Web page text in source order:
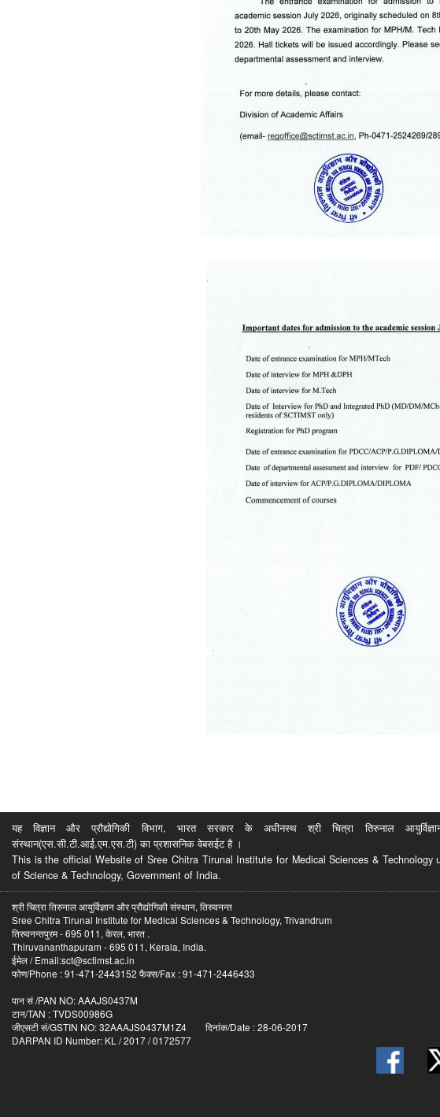
यह विज्ञान और प्रौद्योगिकी विभाग, भारत सरकार के अधीनस्थ श्री चित्रा तिरुनाल
संस्थान(एस.सी.टी.आई.एम.एस.टी) का प्रशासनिक वेबसईट है ।
This is the official Website of Sree Chitra Tirunal Institute for Medical Sciences & Technology
of Science & Technology, Government of India.
श्री चित्रा तिरुनाल आयुर्विज्ञान और प्रौद्योगिकी संस्थान, तिरुवनन्त
Sree Chitra Tirunal Institute for Medical Sciences & Technology, Trivandrum
तिरुवनन्तपुरम - 695 011, केरल, भारत .
Thiruvananthapuram - 695 011, Kerala, India.
ईमेल / Email:sct@sctimst.ac.in
फोण/Phone : 91-471-2443152 फैक्स/Fax : 91-471-2446433
पान सं /PAN NO: AAAJS0437M
टान/TAN : TVDS00986G
जीएसटी सं/GSTIN NO: 32AAAJS0437M1Z4 दिनांक/Date : 28-06-2017
DARPAN ID Number: KL / 2017 / 0172577